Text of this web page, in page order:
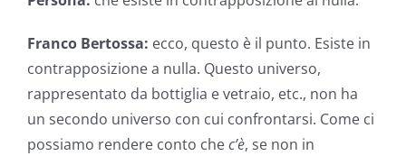
Franco Bertossa: ecco, questo è il punto. Esiste in
contrapposizione a nulla. Questo universo,
rappresentato da bottiglia e vetraio, etc., non ha
un secondo universo con cui confrontarsi. Come ci
possiamo rendere conto chec’è, se non in